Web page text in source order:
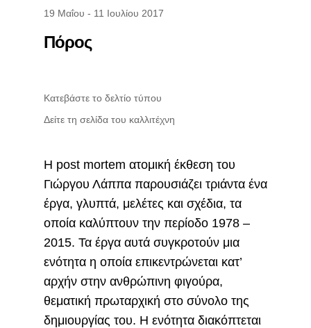
19 Μαΐου - 11 Ιουλίου 2017
Πόρος
Κατεβάστε το δελτίο τύπου
Δείτε τη σελίδα του καλλιτέχνη
Η post mortem ατομική έκθεση του
Γιώργου Λάππα παρουσιάζει τριάντα ένα
έργα, γλυπτά, μελέτες και σχέδια, τα
οποία καλύπτουν την περίοδο 1978 –
2015. Τα έργα αυτά συγκροτούν μια
ενότητα η οποία επικεντρώνεται κατ’
αρχήν στην ανθρώπινη φιγούρα,
θεματική πρωταρχική στο σύνολο της
δημιουργίας του. Η ενότητα διακόπτεται